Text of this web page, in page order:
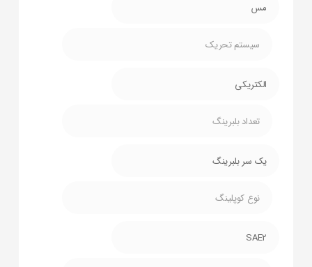
مس
سیستم تحریک
الکتریکی
تعداد بلبرینگ
یک سر بلبرینگ
نوع کوپلینگ
SAE2